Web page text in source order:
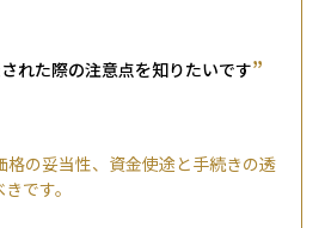
れた際の注意点を知りたいです”
格の妥当性、資金使途と手続きの透
です。